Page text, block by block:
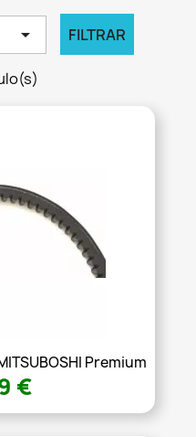
 FILTRAR
Premium
€